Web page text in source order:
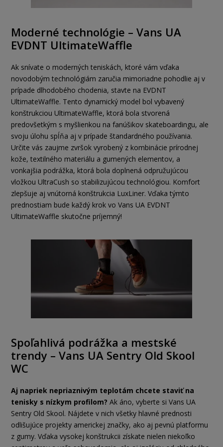
Moderné technológie – Vans UA
EVDNT UltimateWaffle
Ak snívate o moderných teniskách, ktoré vám vďaka
novodobým technológiám zaručia mimoriadne pohodlie aj v
prípade dlhodobého chodenia, stavte na EVDNT
UltimateWaffle. Tento dynamický model bol vybavený
konštrukciou UltimateWaffle, ktorá bola stvorená
predovšetkým s myšlienkou na fanúšikov skateboardingu, ale
svoju úlohu spĺňa aj v prípade štandardného používania.
Určite vás zaujme zvršok vyrobený z kombinácie prírodnej
kože, textilného materiálu a gumených elementov, a
vonkajšia podrážka, ktorá bola doplnená odpružujúcou
vložkou UltraCush so stabilizujúcou technológiou. Komfort
zlepšuje aj vnútorná konštrukcia LuxLiner. Vďaka týmto
prednostiam bude každý krok vo Vans UA EVDNT
UltimateWaffle skutočne príjemný!
Spoľahlivá podrážka a mestské
trendy – Vans UA Sentry Old Skool
WC
Aj napriek nepriaznivým teplotám chcete staviť na
tenisky s nízkym profilom? Ak áno, vyberte si Vans UA
Sentry Old Skool. Nájdete v nich všetky hlavné prednosti
odlišujúce projekty americkej značky, ako aj pevnú platformu
z gumy. Vďaka vysokej konštrukcii získate nielen niekoľko